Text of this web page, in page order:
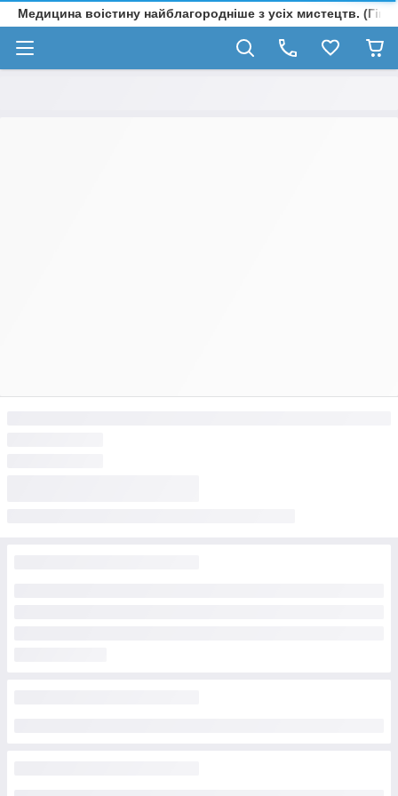
Медицина воістину найблагородніше з усіх мистецтв.